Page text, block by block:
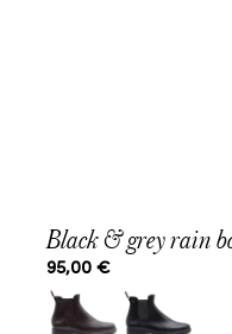
Black & grey rain
Sale price
95,00 €